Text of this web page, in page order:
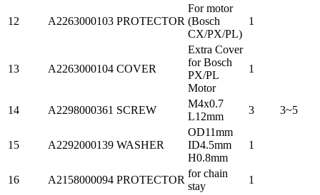
12 A2263000103 PROTECTOR
For motor
(Bosch
CX/PX/PL)
1
13 A2263000104 COVER
Extra Cover
for Bosch
PX/PL
Motor
1
14 A2298000361 SCREW
M4x0.7
L12mm
3 3~5
15 A2292000139 WASHER
OD11mm
ID4.5mm
H0.8mm
1
16 A2158000094 PROTECTOR
for chain
stay
1